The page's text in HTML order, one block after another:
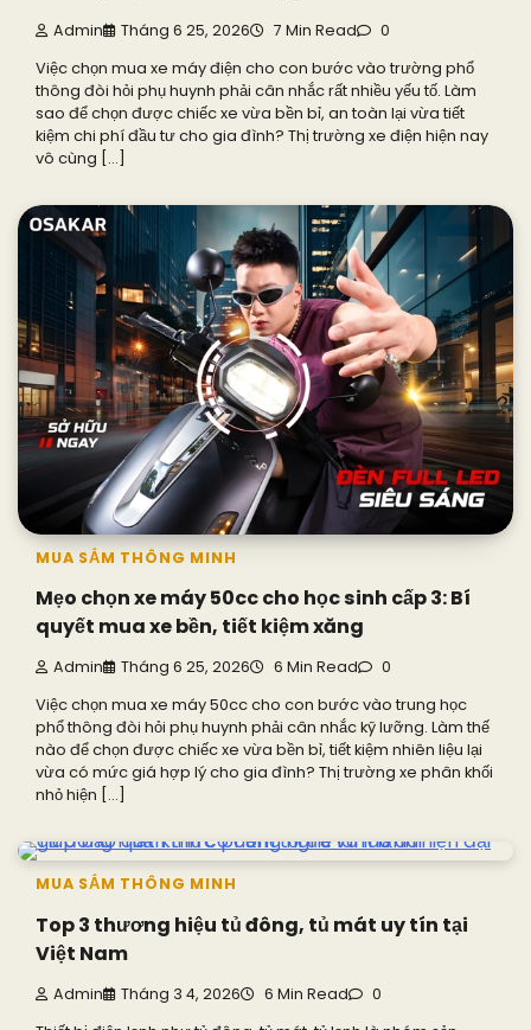
Admin Tháng 6 25, 2026 7 Min Read 0
Việc chọn mua xe máy điện cho con bước vào trường phổ
thông đòi hỏi phụ huynh phải cân nhắc rất nhiều yếu tố. Làm
sao để chọn được chiếc xe vừa bền bỉ, an toàn lại vừa tiết
kiệm chi phí đầu tư cho gia đình? Thị trường xe điện hiện nay
vô cùng […]
MUA SẮM THÔNG MINH
Mẹo chọn xe máy 50cc cho học sinh cấp 3: Bí
quyết mua xe bền, tiết kiệm xăng
Admin Tháng 6 25, 2026 6 Min Read 0
Việc chọn mua xe máy 50cc cho con bước vào trung học
phổ thông đòi hỏi phụ huynh phải cân nhắc kỹ lưỡng. Làm thế
nào để chọn được chiếc xe vừa bền bỉ, tiết kiệm nhiên liệu lại
vừa có mức giá hợp lý cho gia đình? Thị trường xe phân khối
nhỏ hiện […]
MUA SẮM THÔNG MINH
Top 3 thương hiệu tủ đông, tủ mát uy tín tại
Việt Nam
Admin Tháng 3 4, 2026 6 Min Read 0